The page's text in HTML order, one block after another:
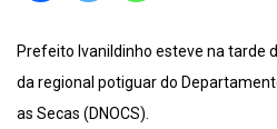
Prefeito Ivanildinho esteve na tarde
da regional potiguar do
as Secas (DNOCS).